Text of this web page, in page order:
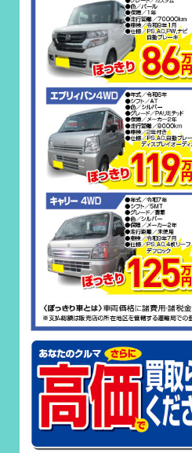
2020.03.20 NEWS
2020.03.20 EVENT
2019.10.01 EVENT
2019.09.29 EVENT
2019.03.22 EVENT
2019.03.22 NEWS
2018.10.14 EVENT
2018.10.14 EVENT
2018.10.11 NEWS
2018.10.01 EVENT
2018.03.29 EVENT
2018.03.29 NEWS
2018.02.01 EVENT
2017.10.27